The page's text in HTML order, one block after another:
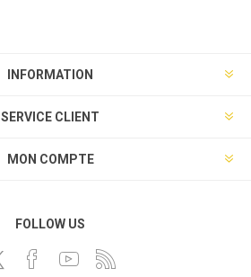
INFORMATION
SERVICE CLIENT
MON COMPTE
FOLLOW US